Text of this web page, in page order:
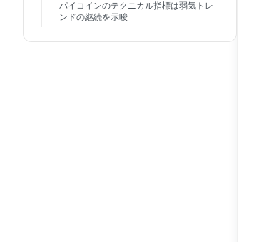
パイコインのテクニカル指標は弱気トレ
ンドの継続を示唆